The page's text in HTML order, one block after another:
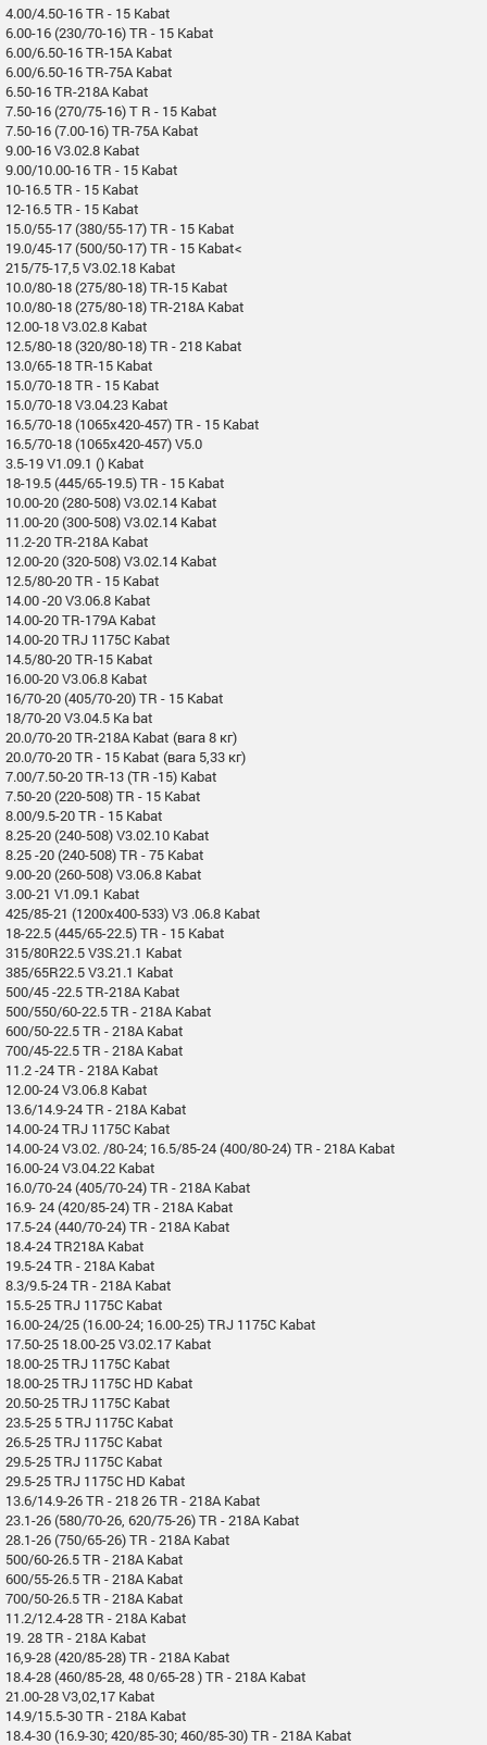
4.00/4.50-16 TR - 15 Kabat
6.00-16 (230/70-16) TR - 15 Kabat
6.00/6.50-16 TR-15A Kabat
6.00/6.50-16 TR-75A Kabat
6.50-16 TR-218A Kabat
7.50-16 (270/75-16) T R - 15 Kabat
7.50-16 (7.00-16) TR-75A Kabat
9.00-16 V3.02.8 Kabat
9.00/10.00-16 TR - 15 Kabat
10-16.5 TR - 15 Kabat
12-16.5 TR - 15 Kabat
15.0/55-17 (380/55-17) TR - 15 Kabat
19.0/45-17 (500/50-17) TR - 15 Kabat<
215/75-17,5 V3.02.18 Kabat
10.0/80-18 (275/80-18) TR-15 Kabat
10.0/80-18 (275/80-18) TR-218A Kabat
12.00-18 V3.02.8 Kabat
12.5/80-18 (320/80-18) TR - 218 Kabat
13.0/65-18 TR-15 Kabat
15.0/70-18 TR - 15 Kabat
15.0/70-18 V3.04.23 Kabat
16.5/70-18 (1065x420-457) TR - 15 Kabat
16.5/70-18 (1065x420-457) V5.0
3.5-19 V1.09.1 () Kabat
18-19.5 (445/65-19.5) TR - 15 Kabat
10.00-20 (280-508) V3.02.14 Kabat
11.00-20 (300-508) V3.02.14 Kabat
11.2-20 TR-218A Kabat
12.00-20 (320-508) V3.02.14 Kabat
12.5/80-20 TR - 15 Kabat
14.00 -20 V3.06.8 Kabat
14.00-20 TR-179A Kabat
14.00-20 TRJ 1175C Kabat
14.5/80-20 TR-15 Kabat
16.00-20 V3.06.8 Kabat
16/70-20 (405/70-20) TR - 15 Kabat
18/70-20 V3.04.5 Ka bat
20.0/70-20 TR-218A Kabat (вага 8 кг)
20.0/70-20 TR - 15 Kabat (вага 5,33 кг)
7.00/7.50-20 TR-13 (TR -15) Kabat
7.50-20 (220-508) TR - 15 Kabat
8.00/9.5-20 TR - 15 Kabat
8.25-20 (240-508) V3.02.10 Kabat
8.25 -20 (240-508) TR - 75 Kabat
9.00-20 (260-508) V3.06.8 Kabat
3.00-21 V1.09.1 Kabat
425/85-21 (1200x400-533) V3 .06.8 Kabat
18-22.5 (445/65-22.5) TR - 15 Kabat
315/80R22.5 V3S.21.1 Kabat
385/65R22.5 V3.21.1 Kabat
500/45 -22.5 TR-218A Kabat
500/550/60-22.5 TR - 218A Kabat
600/50-22.5 TR - 218A Kabat
700/45-22.5 TR - 218A Kabat
11.2 -24 TR - 218A Kabat
12.00-24 V3.06.8 Kabat
13.6/14.9-24 TR - 218A Kabat
14.00-24 TRJ 1175C Kabat
14.00-24 V3.02. /80-24; 16.5/85-24 (400/80-24) TR - 218A Kabat
16.00-24 V3.04.22 Kabat
16.0/70-24 (405/70-24) TR - 218A Kabat
16.9- 24 (420/85-24) TR - 218A Kabat
17.5-24 (440/70-24) TR - 218A Kabat
18.4-24 TR218A Kabat
19.5-24 TR - 218A Kabat
8.3/9.5-24 TR - 218A Kabat
15.5-25 TRJ 1175C Kabat
16.00-24/25 (16.00-24; 16.00-25) TRJ 1175C Kabat
17.50-25 18.00-25 V3.02.17 Kabat
18.00-25 TRJ 1175C Kabat
18.00-25 TRJ 1175C HD Kabat
20.50-25 TRJ 1175C Kabat
23.5-25 5 TRJ 1175C Kabat
26.5-25 TRJ 1175C Kabat
29.5-25 TRJ 1175C Kabat
29.5-25 TRJ 1175C HD Kabat
13.6/14.9-26 TR - 218 26 TR - 218A Kabat
23.1-26 (580/70-26, 620/75-26) TR - 218A Kabat
28.1-26 (750/65-26) TR - 218A Kabat
500/60-26.5 TR - 218A Kabat
600/55-26.5 TR - 218A Kabat
700/50-26.5 TR - 218A Kabat
11.2/12.4-28 TR - 218A Kabat
19. 28 TR - 218A Kabat
16,9-28 (420/85-28) TR - 218A Kabat
18.4-28 (460/85-28, 48 0/65-28 ) TR - 218A Kabat
21.00-28 V3,02,17 Kabat
14.9/15.5-30 TR - 218A Kabat
18.4-30 (16.9-30; 420/85-30; 460/85-30) TR - 218A Kabat